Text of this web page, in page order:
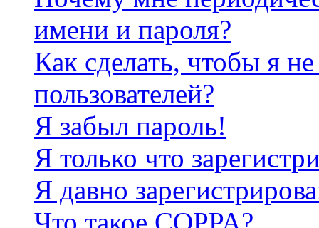
имени и пароля?
Как сделать, чтобы я
пользователей?
Я забыл пароль!
Я только что
Я давно
Что такое COPPA?